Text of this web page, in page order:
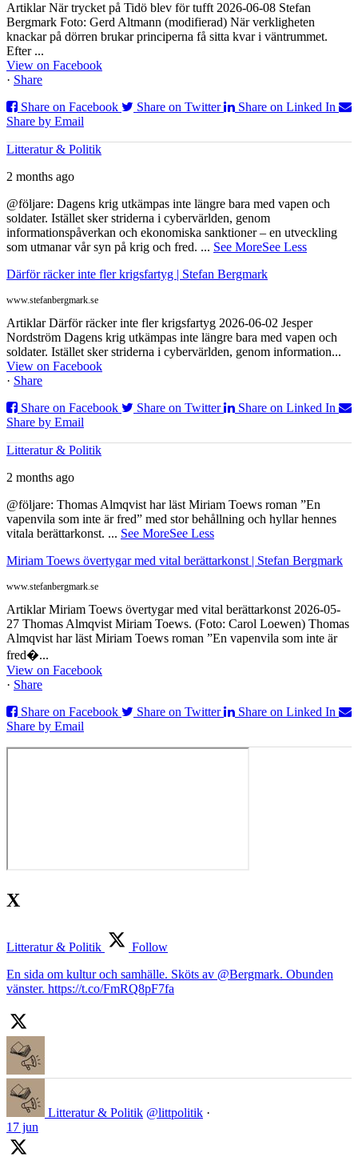
Artiklar När trycket på Tidö blev för tufft 2026-06-08 Stefan
Bergmark Foto: Gerd Altmann (modifierad) När verkligheten
knackar på dörren brukar principerna få sitta kvar i väntrummet.
Efter ...
View on Facebook
· Share
Share on Facebook
Share on Twitter
Share on Linked In
Share by Email
Litteratur & Politik
2 months ago
@följare: Dagens krig utkämpas inte längre bara med vapen och
soldater. Istället sker striderna i cybervärlden, genom
informationspåverkan och ekonomiska sanktioner – en utveckling
som utmanar vår syn på krig och fred. ... See MoreSee Less
Därför räcker inte fler krigsfartyg | Stefan Bergmark
www.stefanbergmark.se
Artiklar Därför räcker inte fler krigsfartyg 2026-06-02 Jesper
Nordström Dagens krig utkämpas inte längre bara med vapen och
soldater. Istället sker striderna i cybervärlden, genom information...
View on Facebook
· Share
Share on Facebook
Share on Twitter
Share on Linked In
Share by Email
Litteratur & Politik
2 months ago
@följare: Thomas Almqvist har läst Miriam Toews roman ”En
vapenvila som inte är fred” med stor behållning och hyllar hennes
vitala berättarkonst. ... See MoreSee Less
Miriam Toews övertygar med vital berättarkonst | Stefan Bergmark
www.stefanbergmark.se
Artiklar Miriam Toews övertygar med vital berättarkonst 2026-05-
27 Thomas Almqvist Miriam Toews. (Foto: Carol Loewen) Thomas
Almqvist har läst Miriam Toews roman ”En vapenvila som inte är
fred�...
View on Facebook
· Share
Share on Facebook
Share on Twitter
Share on Linked In
Share by Email
X
Litteratur & Politik
Follow
En sida om kultur och samhälle. Sköts av @Bergmark. Obunden
vänster. https://t.co/FmRQ8pF7fa
Litteratur & Politik @littpolitik ·
17 jun